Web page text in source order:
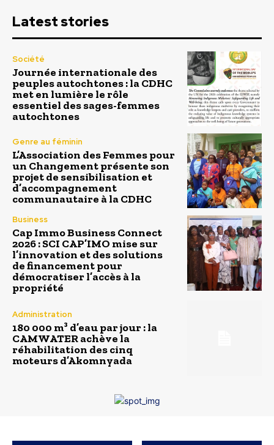
Latest stories
Société
Journée internationale des
peuples autochtones : la CDHC
met en lumière le rôle
essentiel des sages-femmes
autochtones
Genre au féminin
L’Association des Femmes pour
un Changement présente son
projet de sensibilisation et
d’accompagnement
communautaire à la CDHC
Business
Cap Immo Business Connect
2026 : SCI CAP’IMO mise sur
l’innovation et des solutions
de financement pour
démocratiser l’accès à la
propriété
Administration
180 000 m³ d’eau par jour : la
CAMWATER achève la
réhabilitation des cinq
moteurs d’Akomnyada